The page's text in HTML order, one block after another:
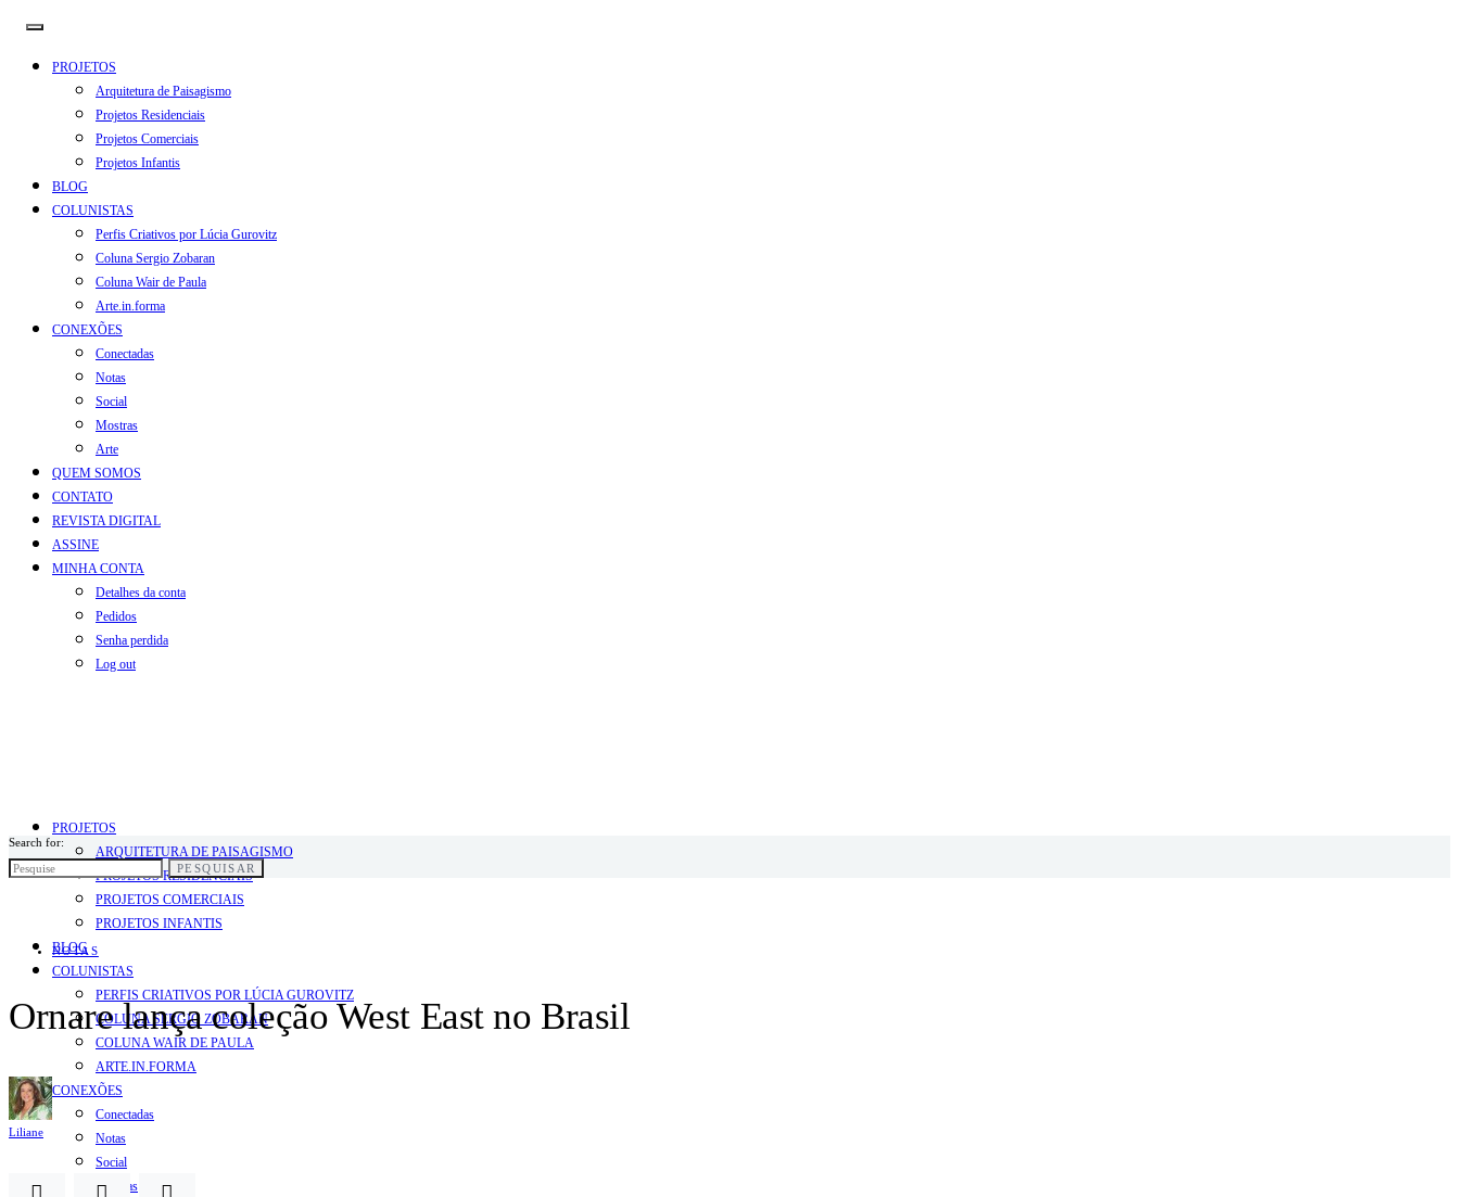
PROJETOS
Arquitetura de Paisagismo
Projetos Residenciais
Projetos Comerciais
Projetos Infantis
BLOG
COLUNISTAS
Perfis Criativos por Lúcia Gurovitz
Coluna Sergio Zobaran
Coluna Wair de Paula
Arte.in.forma
CONEXÕES
Conectadas
Notas
Social
Mostras
Arte
QUEM SOMOS
CONTATO
REVISTA DIGITAL
ASSINE
MINHA CONTA
Detalhes da conta
Pedidos
Senha perdida
Log out
PROJETOS
ARQUITETURA DE PAISAGISMO
PROJETOS RESIDENCIAIS
PROJETOS COMERCIAIS
PROJETOS INFANTIS
BLOG
COLUNISTAS
PERFIS CRIATIVOS POR LÚCIA GUROVITZ
COLUNA SERGIO ZOBARAN
COLUNA WAIR DE PAULA
ARTE.IN.FORMA
CONEXÕES
Conectadas
Notas
Social
Mostras
Search for:
PESQUISAR
NOTAS
Ornare lança coleção West East no Brasil
Liliane